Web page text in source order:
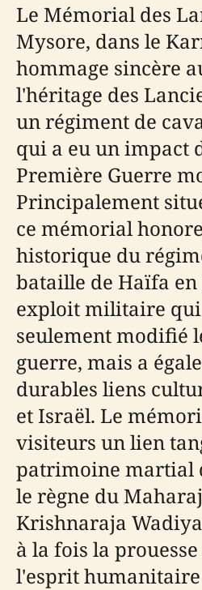
Le Mémorial des
Mysore, dans le
hommage sincère
l'héritage des
un régiment de
qui a eu un impact
Première Guerre
Principalement
ce mémorial
historique du
bataille de Haïfa en
exploit militaire
seulement modifié
guerre, mais a
durables liens
et Israël. Le
visiteurs un lien
patrimoine martial
le règne du
Krishnaraja
à la fois la
l'esprit humanitaire